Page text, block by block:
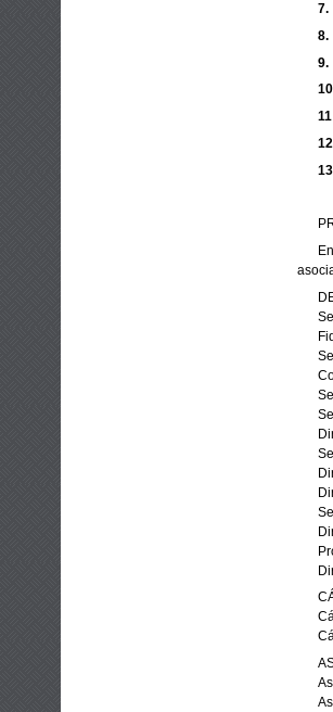
7.
8.
9.
11